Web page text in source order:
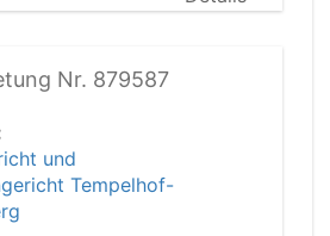
Nr. 879587
und
Tempelhof-